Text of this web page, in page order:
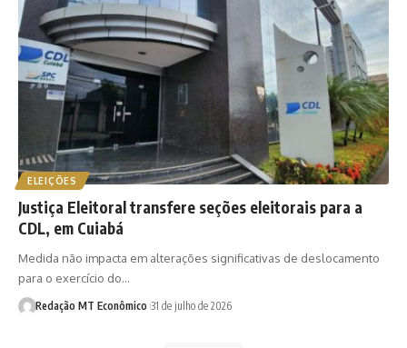
ELEIÇÕES
Justiça Eleitoral transfere seções eleitorais para a
CDL, em Cuiabá
Medida não impacta em alterações significativas de deslocamento
para o exercício do…
Redação MT Econômico 31 de julho de 2026